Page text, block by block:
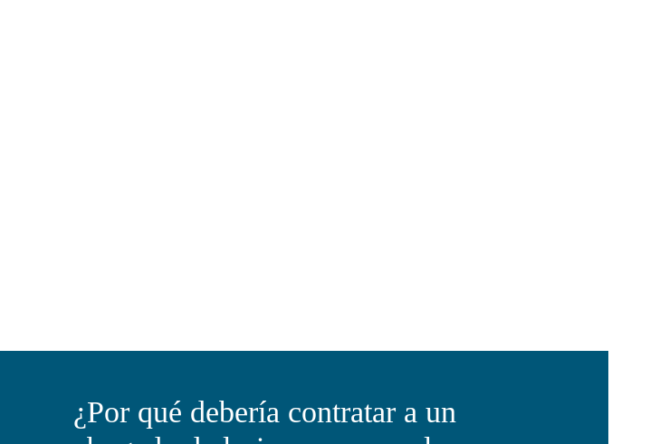
¿Por qué debería contratar a un